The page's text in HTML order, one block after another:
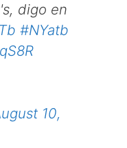
digo en
#NYatb
10,